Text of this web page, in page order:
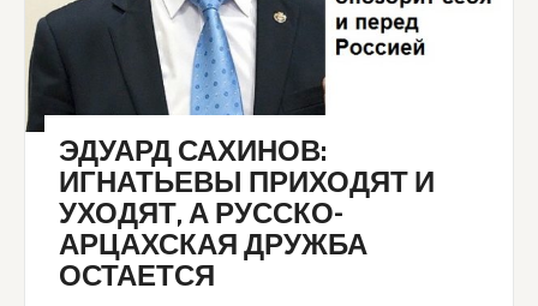
ЭДУАРД САХИНОВ:
ИГНАТЬЕВЫ ПРИХОДЯТ И
УХОДЯТ, А РУССКО-
АРЦАХСКАЯ ДРУЖБА
ОСТАЕТСЯ